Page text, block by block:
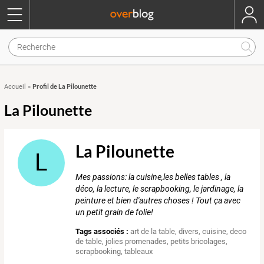
Accueil » Profil de La Pilounette
La Pilounette
L La Pilounette
Mes passions: la cuisine,les belles tables , la
déco, la lecture, le scrapbooking, le jardinage, la
peinture et bien d'autres choses ! Tout ça avec
un petit grain de folie!
Tags associés : art de la table,divers,cuisine,deco
de table, jolies promenades, petits bricolages,
scrapbooking,tableaux